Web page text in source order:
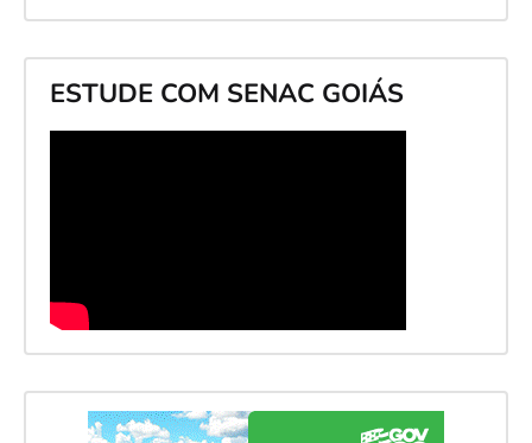
ESTUDE COM SENAC GOIÁS